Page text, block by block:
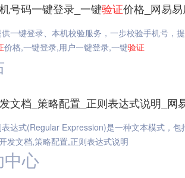
号码一键登录_一键验证价格_网易
一键登录、本机校验服务，一步校验手机号
价格,一键登录,用户一键登录,一键验证
文档_策略配置_正则表达式说明_网
达式(Regular Expression)是一种文本模式，包
发文档,策略配置,正则表达式说明
心